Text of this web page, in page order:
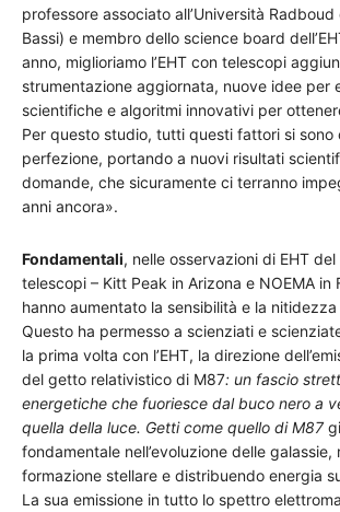
professore associato all’Università
Bassi) e membro dello science board
anno, miglioriamo l’EHT con telescopi
strumentazione aggiornata, nuove idee per
scientifiche e algoritmi innovativi per
Per questo studio, tutti questi fattori si sono
perfezione, portando a nuovi risultati
domande, che sicuramente ci terranno
anni ancora».
Fondamentali, nelle osservazioni di EHT
telescopi – Kitt Peak in Arizona e NOEMA in
hanno aumentato la sensibilità e la
Questo ha permesso a scienziati e
la prima volta con l’EHT, la direzione
del getto relativistico di M87: un fascio
energetiche che fuoriesce dal buco nero a
quella della luce. Getti come quello di M87
fondamentale nell’evoluzione delle galassie,
formazione stellare e distribuendo energia
La sua emissione in tutto lo spettro